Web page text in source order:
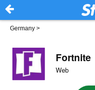
Germany >
Fortnite
Web